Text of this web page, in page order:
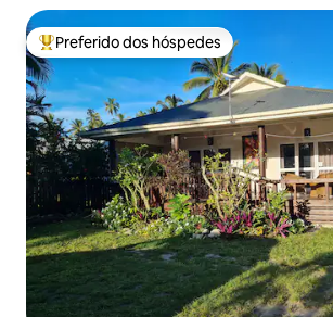
Entre os melhores preferidos dos hóspedes
Preferido dos hóspedes